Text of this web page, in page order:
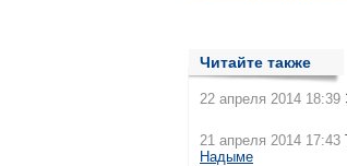
Читайте также
22 апреля 2014 18:39
21 апреля 2014 17:43
Надыме